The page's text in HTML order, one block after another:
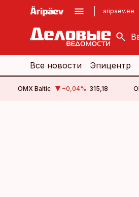
aripaev.ee
kinnisvarauudised.ee
logistikauudised.ee
Все новости Эпицентр
OMX Baltic −0,04% 315,18